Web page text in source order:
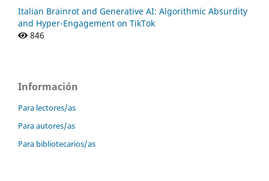
Italian Brainrot and Generative AI: Algorithmic Absurdity
and Hyper-Engagement on TikTok
846
Información
Para lectores/as
Para autores/as
Para bibliotecarios/as